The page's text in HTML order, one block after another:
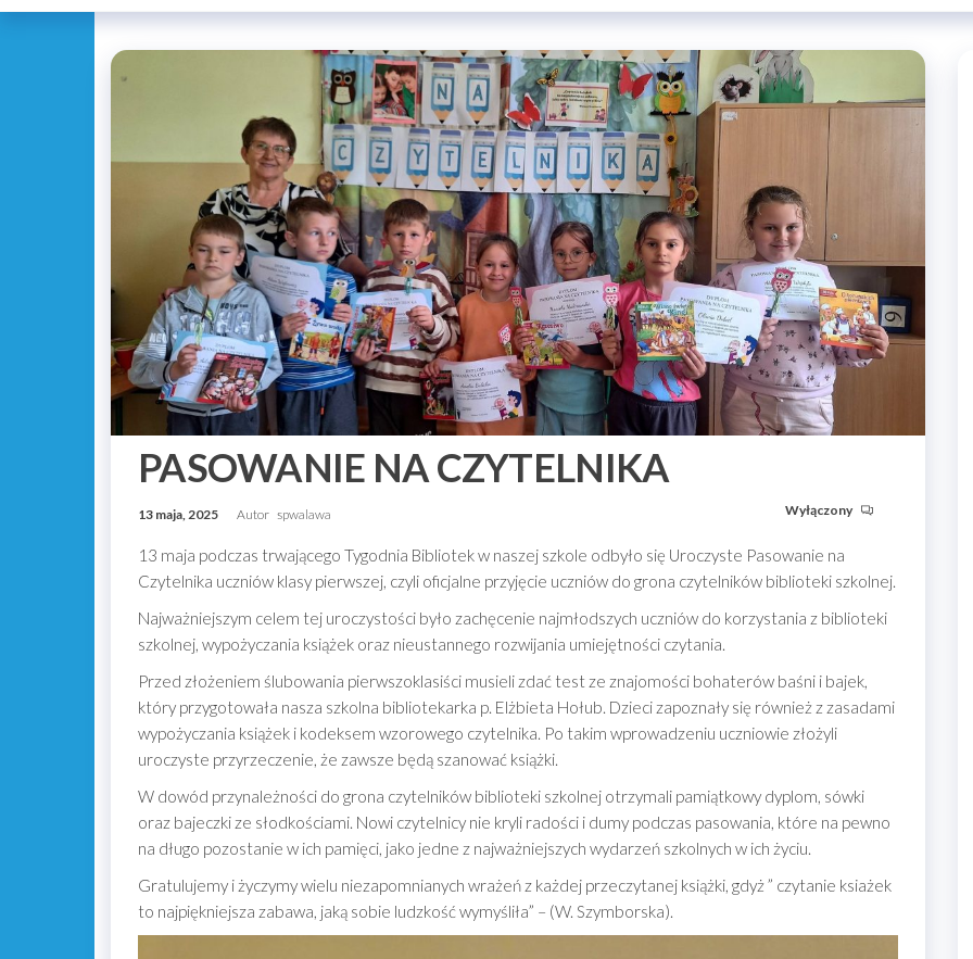
PASOWANIE NA CZYTELNIKA
13 maja, 2025 Autor spwalawa Wyłączony
13 maja podczas trwającego Tygodnia Bibliotek w naszej szkole odbyło się Uroczyste Pasowanie na
Czytelnika uczniów klasy pierwszej, czyli oficjalne przyjęcie uczniów do grona czytelników biblioteki szkolnej.
Najważniejszym celem tej uroczystości było zachęcenie najmłodszych uczniów do korzystania z biblioteki
szkolnej, wypożyczania książek oraz nieustannego rozwijania umiejętności czytania.
Przed złożeniem ślubowania pierwszoklasiści musieli zdać test ze znajomości bohaterów baśni i bajek,
który przygotowała nasza szkolna bibliotekarka p. Elżbieta Hołub. Dzieci zapoznały się również z zasadami
wypożyczania książek i kodeksem wzorowego czytelnika. Po takim wprowadzeniu uczniowie złożyli
uroczyste przyrzeczenie, że zawsze będą szanować książki.
W dowód przynależności do grona czytelników biblioteki szkolnej otrzymali pamiątkowy dyplom, sówki
oraz bajeczki ze słodkościami. Nowi czytelnicy nie kryli radości i dumy podczas pasowania, które na pewno
na długo pozostanie w ich pamięci, jako jedne z najważniejszych wydarzeń szkolnych w ich życiu.
Gratulujemy i życzymy wielu niezapomnianych wrażeń z każdej przeczytanej książki, gdyż ” czytanie ksiażek
to najpiękniejsza zabawa, jaką sobie ludzkość wymyśliła” – (W. Szymborska).